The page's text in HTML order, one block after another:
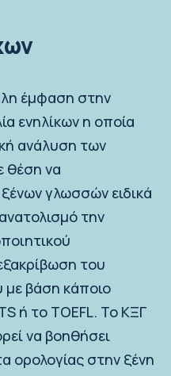
έμφαση στην
ενηλίκων η οποία
ανάλυση των
θέση να
γλωσσών ειδικά
την
του
βάση κάποιο
ή το TOEFL. Το ΚΞΓ
να βοηθήσει
ορολογίας στην ξένη